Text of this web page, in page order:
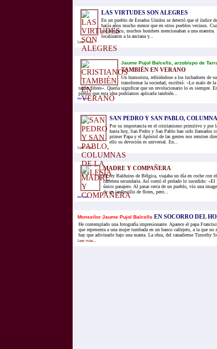
LAS VIRTUDES SON ALEGRES
En un pueblo de Estados Unidos se detectó que el índice
hacía años mucho menor que en otros pueblos vecinos.
sociológico, muchos hombres mencionaban a una
localizaron a la anciana y...
Leer mas...
Jaume Pujol Balcells, arzobispo de
TAMBIÉN EN VERANO
Un humorista, refiriéndose a los luchadores de
transformar la sociedad, escribió: «Lo malo de
tardes libres». Quería significar que un revolucionario lo es siempre.
pienso que esta idea podríamos aplicarla también...
leer mas...
SAN PEDRO Y SAN PABLO,
Por su importancia en el cristianismo primitivo y por
hasta hoy, San Pedro y San Pablo han sido llamados
primer Papa y el Apóstol de las gentes nos remiten
ello su devoción es universal. En...
Leer mas...
MADRE Y COMPAÑERA
El rey Balduino de Bélgica, viajaba un día en coche con el
carretera secundaria. Así contó el prelado lo sucedido:
único pasajero. Al pasar cerca de un pueblo, vio una
de un jardincillo de flores, pero...
leer mas...
Monseñor Jaume Pujol Balcells EN SOCORRO DEL
He contemplado una fotografía impresionante. Aparece el papa
que representa a una mujer tumbada en un banco callejero, a la que no
hay que adivinarlo bajo una manta. La obra, del canadiense Timothy
Leer mas...